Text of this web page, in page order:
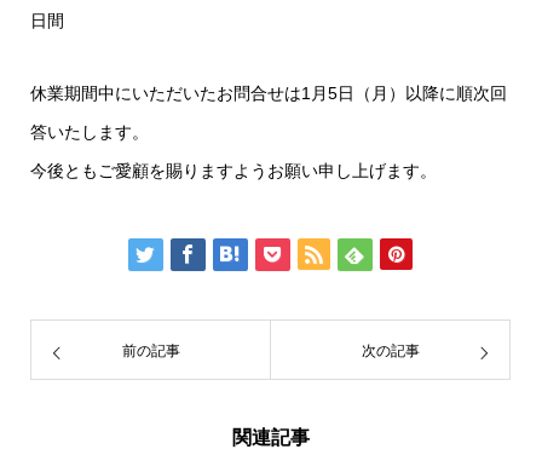
日間
休業期間中にいただいたお問合せは1月5日（月）以降に順次回
答いたします。
今後ともご愛顧を賜りますようお願い申し上げます。
前の記事 次の記事
関連記事